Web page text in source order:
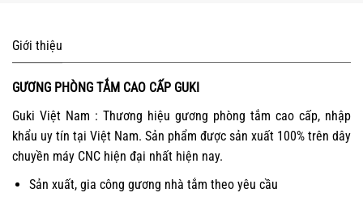
Giới thiệu
GƯƠNG PHÒNG TẮM CAO CẤP GUKI
Guki Việt Nam : Thương hiệu gương phòng tắm cao cấp, nhập
khẩu uy tín tại Việt Nam. Sản phẩm được sản xuất 100% trên dây
chuyền máy CNC hiện đại nhất hiện nay.
Sản xuất, gia công gương nhà tắm theo yêu cầu